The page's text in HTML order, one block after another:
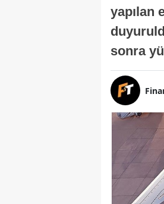
yapılan
sonra